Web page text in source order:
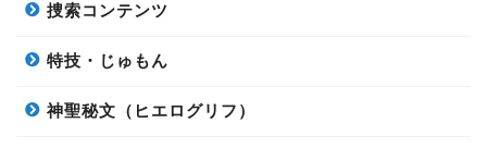
捜索コンテンツ
特技・じゅもん
神聖秘文（ヒエログリフ）